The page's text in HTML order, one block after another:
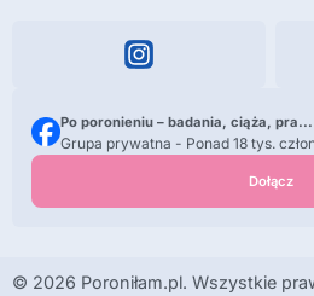
Po poronieniu – badania, ciąża, pra...
Grupa prywatna - Ponad 18 tys.
Dołącz
© 2026 Poroniłam.pl. Wszystkie